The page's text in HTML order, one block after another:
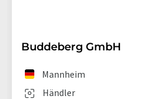
Buddeberg GmbH
Händler
Mannheim